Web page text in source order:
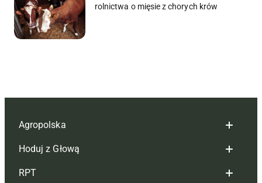
rolnictwa o mięsie z chorych krów
Agropolska
Redakcja
Reklama
Hoduj z Głową
Hoduj z głową bydło
RPT